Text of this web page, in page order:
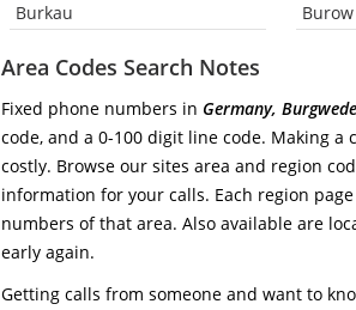
Burkau
Area Codes Search Notes
Fixed phone numbers in Germany,
code, and a 0-100 digit line code. Making
costly. Browse our sites area and region
information for your calls. Each region
numbers of that area. Also available are
early again.
Getting calls from someone and want to